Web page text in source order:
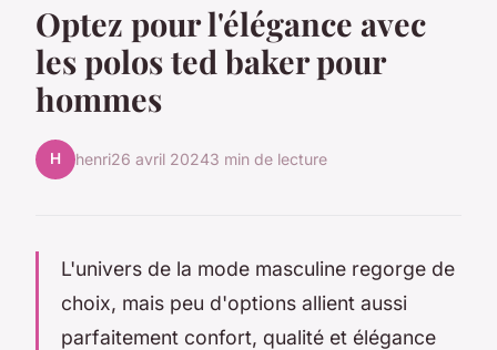
Optez pour l'élégance avec
les polos ted baker pour
hommes
H henri26 avril 20243 min de lecture
L'univers de la mode masculine regorge de
choix, mais peu d'options allient aussi
parfaitement confort, qualité et élégance